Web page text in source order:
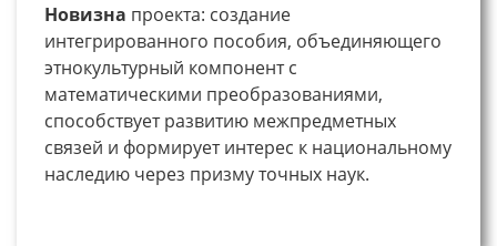
Новизна проекта: создание
интегрированного пособия, объединяющего
этнокультурный компонент с
математическими преобразованиями,
способствует развитию межпредметных
связей и формирует интерес к национальному
наследию через призму точных наук.